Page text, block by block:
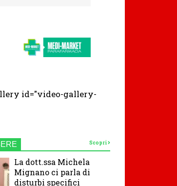
id="video-gallery-
Scopri
La dott.ssa Michela
Mignano ci parla di
disturbi specifici